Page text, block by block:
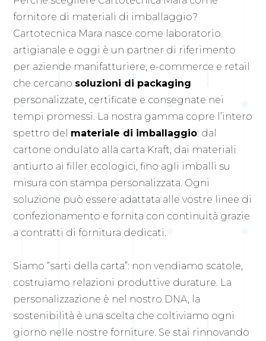
fornitore di materiali di imballaggio?
Cartotecnica Mara nasce come laboratorio
artigianale e oggi è un partner di riferimento
per aziende manifatturiere, e-commerce e retail
che cercano soluzioni di packaging
personalizzate, certificate e consegnate nei
tempi promessi. La nostra gamma copre l’intero
spettro del materiale di imballaggio: dal
cartone ondulato alla carta Kraft, dai materiali
antiurto ai filler ecologici, fino agli imballi su
misura con stampa personalizzata. Ogni
soluzione può essere adattata alle vostre linee di
confezionamento e fornita con continuità grazie
a contratti di fornitura dedicati.
Siamo “sarti della carta”: non vendiamo scatole,
costruiamo relazioni produttive durature. La
personalizzazione è nel nostro DNA, la
sostenibilità è una scelta che coltiviamo ogni
giorno nelle nostre forniture. Se stai rinnovando